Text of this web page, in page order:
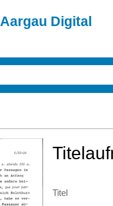
Aargau Digital
Titel